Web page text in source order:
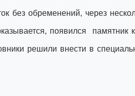
без обременений, через
появился
решили внести в